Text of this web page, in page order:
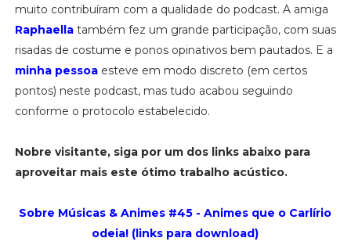
muito contribuíram com a qualidade do podcast. A amiga
Raphaellatambém fez um grande participação, com suas
risadas de costume e ponos opinativos bem pautados. E a
minha pessoaesteve em modo discreto (em certos
pontos) neste podcast, mas tudo acabou seguindo
conforme o protocolo estabelecido.
Nobre visitante, siga por um dos links abaixo para
aproveitar mais este ótimo trabalho acústico.
Sobre Músicas & Animes #45 - Animes que o Carlírio
odeia! (links para download)